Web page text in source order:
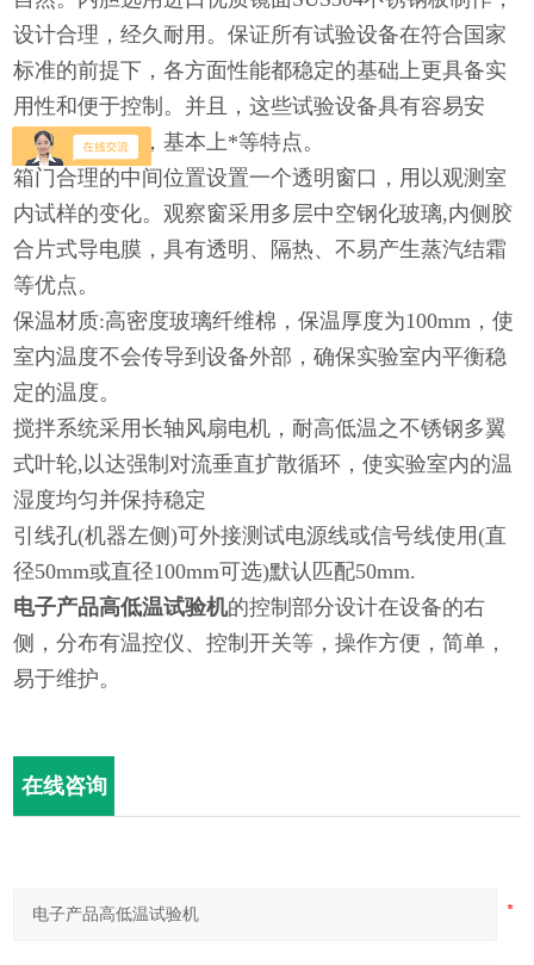
设计合理，经久耐用。保证所有试验设备在符合国家
标准的前提下，各方面性能都稳定的基础上更具备实
用性和便于控制。并且，这些试验设备具有容易安
装、操作简单，基本上*等特点。
箱门合理的中间位置设置一个透明窗口，用以观测室
内试样的变化。观察窗采用多层中空钢化玻璃,内侧胶
合片式导电膜，具有透明、隔热、不易产生蒸汽结霜
等优点。
保温材质:高密度玻璃纤维棉，保温厚度为100mm，使
室内温度不会传导到设备外部，确保实验室内平衡稳
定的温度。
搅拌系统采用长轴风扇电机，耐高低温之不锈钢多翼
式叶轮,以达强制对流垂直扩散循环，使实验室内的温
湿度均匀并保持稳定
引线孔(机器左侧)可外接测试电源线或信号线使用(直
径50mm或直径100mm可选)默认匹配50mm.
电子产品高低温试验机的控制部分设计在设备的右
侧，分布有温控仪、控制开关等，操作方便，简单，
易于维护。
在线咨询